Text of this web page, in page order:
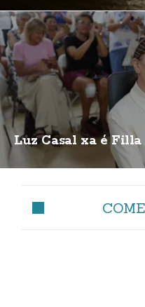
Luz Casal xa é